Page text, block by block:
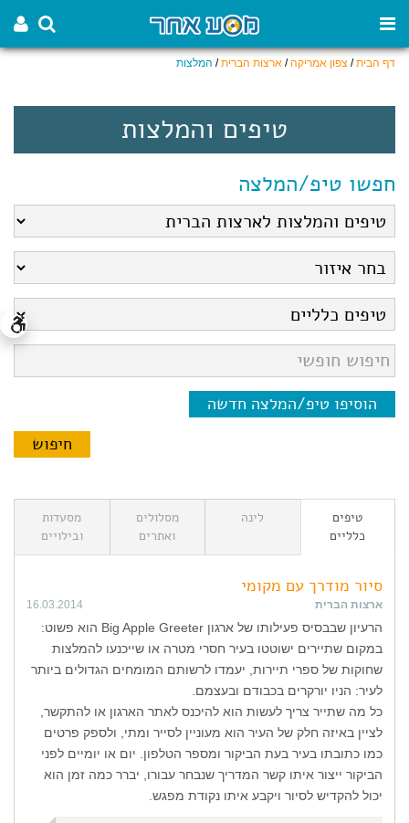
דף הבית/ צפון אמריקה/ ארצות הברית/ המלצות
טיפים והמלצות
חפשו טיפ/המלצה
הוסיפו טיפ/המלצה חדשה
טיפים
כלליים
לינה
מסלולים
ואתרים
מסעדות
ובילויים
סיור מודרך עם מקומי
ארצות הברית 16.03.2014
הרעיון שבבסיס פעילותו של ארגון Big Apple Greeter הוא פשוט:
במקום שתיירים ישוטטו בעיר חסרי מטרה או שייכנעו להמלצות
שחוקות של ספרי תיירות, יעמדו לרשותם המומחים הגדולים ביותר
לעיר: הניו יורקרים בכבודם ובעצמם.
כל מה שתייר צריך לעשות הוא להיכנס לאתר הארגון או להתקשר,
לציין באיזה חלק של העיר הוא מעוניין לסייר ומתי, ולספק פרטים
כמו כתובתו בעיר בעת הביקור ומספר הטלפון. יום או יומיים לפני
הביקור ייצור איתו קשר המדריך שנבחר עבורו, יברר כמה זמן הוא
יכול להקדיש לסיור ויקבע איתו נקודת מפגש.